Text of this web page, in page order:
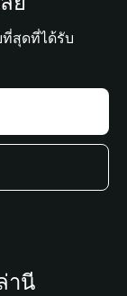
สุดที่ได้รับ
านี้